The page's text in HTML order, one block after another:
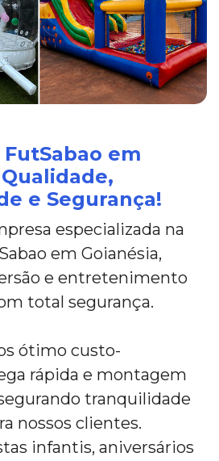
em
e Segurança!
especializada na
em Goianésia,
e entretenimento
total segurança.
ótimo custo-
rápida e montagem
tranquilidade
nossos clientes.
infantis, aniversários